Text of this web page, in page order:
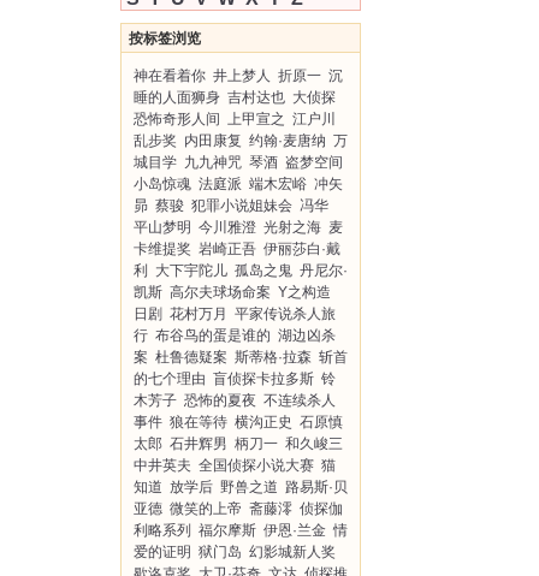
按标签浏览
神在看着你 井上梦人 折原一 沉
睡的人面狮身 吉村达也 大侦探
恐怖奇形人间 上甲宣之 江户川
乱步奖 内田康复 约翰·麦唐纳 万
城目学 九九神咒 琴酒 盗梦空间
小岛惊魂 法庭派 端木宏峪 冲矢
昴 蔡骏 犯罪小说姐妹会 冯华
平山梦明 今川雅澄 光射之海 麦
卡维提奖 岩崎正吾 伊丽莎白·戴
利
大下宇陀儿 孤岛之鬼 丹尼尔·
凯斯 高尔夫球场命案 Y之构造
日剧 花村万月
平家传说杀人旅
行 布谷鸟的蛋是谁的 湖边凶杀
案 杜鲁德疑案 斯蒂格·拉森 斩首
的七个理由 盲侦探卡拉多斯 铃
木芳子 恐怖的夏夜 不连续杀人
事件 狼在等待 横沟正史 石原慎
太郎 石井辉男 柄刀一 和久峻三
中井英夫 全国侦探小说大赛 猫
知道 放学后 野兽之道 路易斯·贝
亚德 微笑的上帝 斋藤澪 侦探伽
利略系列
福尔摩斯 伊恩·兰金 情
爱的证明 狱门岛 幻影城新人奖